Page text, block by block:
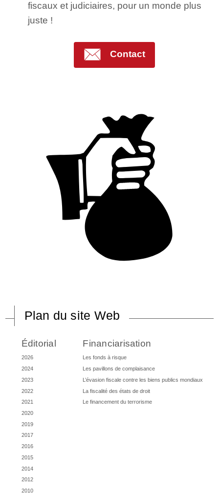
fiscaux et judiciaires, pour un monde plus
juste !
Contact
Plan du site Web
Éditorial
2026
2024
2023
2022
2021
2020
2019
2017
2016
2015
2014
2012
2010
Financiarisation
Les fonds à risque
Les pavillons de complaisance
L’évasion fiscale contre les biens publics mondiaux
La fiscalité des états de droit
Le financement du terrorisme